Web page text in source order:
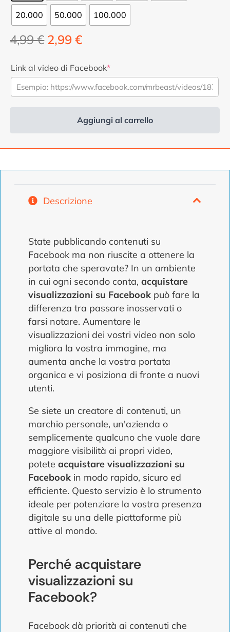
20.000 50.000 100.000
4,99€ Il
originale
era
di
4,99
2,99€Il
attuale
è
di
2,99
€.
Link al video di Facebook*
Aggiungi al carrello
Descrizione
State pubblicando contenuti su
Facebook ma non riuscite a ottenere la
portata che speravate? In un ambiente
in cui ogni secondo conta, acquistare
visualizzazioni su Facebook può fare la
differenza tra passare inosservati o
farsi notare. Aumentare le
visualizzazioni dei vostri video non solo
migliora la vostra immagine, ma
aumenta anche la vostra portata
organica e vi posiziona di fronte a nuovi
utenti.
Se siete un creatore di contenuti, un
marchio personale, un'azienda o
semplicemente qualcuno che vuole dare
maggiore visibilità ai propri video,
potete acquistare visualizzazioni su
Facebook in modo rapido, sicuro ed
efficiente. Questo servizio è lo strumento
ideale per potenziare la vostra presenza
digitale su una delle piattaforme più
attive al mondo.
Perché acquistare
visualizzazioni su
Facebook?
Facebook dà priorità ai contenuti che